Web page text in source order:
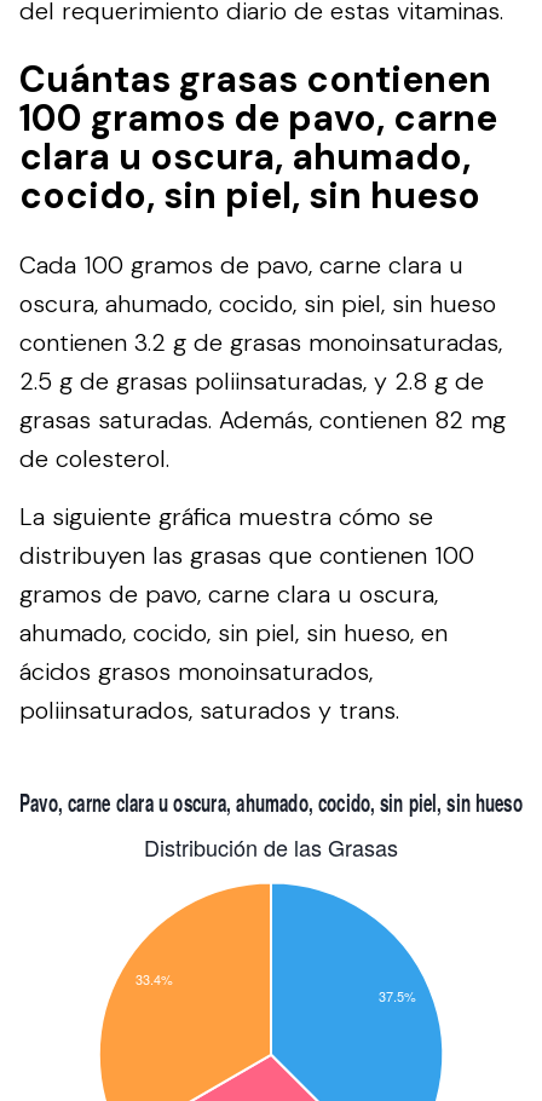
del requerimiento diario de estas vitaminas.
Cuántas grasas contienen
100 gramos de pavo, carne
clara u oscura, ahumado,
cocido, sin piel, sin hueso
Cada 100 gramos de pavo, carne clara u
oscura, ahumado, cocido, sin piel, sin hueso
contienen 3.2 g de grasas monoinsaturadas,
2.5 g de grasas poliinsaturadas, y 2.8 g de
grasas saturadas. Además, contienen 82 mg
de colesterol.
La siguiente gráfica muestra cómo se
distribuyen las grasas que contienen 100
gramos de pavo, carne clara u oscura,
ahumado, cocido, sin piel, sin hueso, en
ácidos grasos monoinsaturados,
poliinsaturados, saturados y trans.